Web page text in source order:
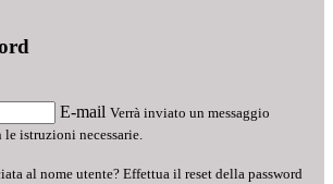
E-mail Verrà inviato un messaggio
istruzioni necessarie.
al nome utente? Effettua il reset della password